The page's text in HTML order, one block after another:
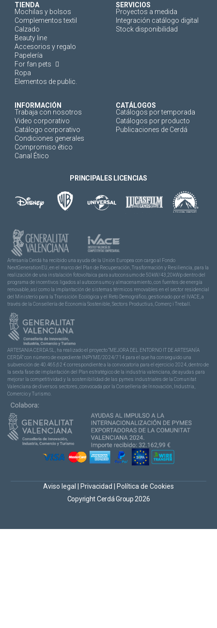
TIENDA
Mochilas y bolsos
Complementos textil
Calzado
Beauty line
Accesorios y regalo
Papelería
For fan pets
Ropa
Elementos de public.
SERVICIOS
Proyectos a medida
Integración catálogo digital
Stock disponibilidad
INFORMACIÓN
Trabaja con nosotros
Video corporativo
Catálogo corporativo
Condiciones generales
Compromiso ético
Canal Ético
CATÁLOGOS
Catálogos por temporada
Catálogos por producto
Publicaciones de Cerdá
PRINCIPALES LICENCIAS
Artesanía Cerdá ha recibido una ayuda de la Unión Europea con cargo al Fondo
NextGenerationEU, en el marco del Plan de Recuperación, Trasformación y Resiliencia, para la
realización de una instalación fotovoltaica para autoconsumo de 50kW/43,20kWp dentro del
programa de incentivos ligados al autoconsumo y almacenamiento, con fuentes de energía
renovable, así como la implantación de sistemas térmicos renovables en el sector residencial
del Ministerio para la Transición Ecológica y el Reto Demográfico, gestionado por el IVACE, a
través de la Consellería de Economía Sostenible, Sectors Productius, Comerç i Treball.
ARTESANIA CERDA SL, ha realizado el proyecto “MEJORA DEL ENTORNO IT DE ARTESANÍA
CERDÁ” con número de expediente INPYME/2024/714 para el que ha conseguido una
subvención de 40.465,62 € correspondiente a la convocatoria para el ejercicio 2024, dentro de
la sexta fase de implantación del Plan estratégico de la industria valenciana, de ayudas para
mejorar la competitividad y la sostenibilidad de las pymes industriales de la Comunitat
Valenciana de diversos sectores, convocada por la Conselleria de Innovación, Industria,
Comercio y Turismo.
Copyright Cerdá Group 2026
Aviso legal Privacidad Política de Cookies